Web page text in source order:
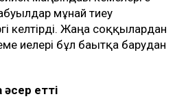
мұнай тиеу
келтірді. Жаңа соққылардан
иелері бұл бағытқа барудан
етті